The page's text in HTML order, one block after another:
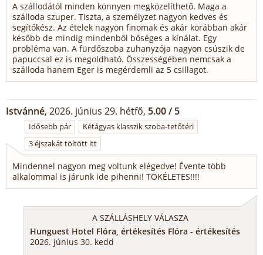
A szállodától minden könnyen megközelíthető. Maga a
szálloda szuper. Tiszta, a személyzet nagyon kedves és
segítőkész. Az ételek nagyon finomak és akár korábban akár
később de mindig mindenből bőséges a kínálat. Egy
probléma van. A fürdőszoba zuhanyzója nagyon csúszik de
papuccsal ez is megoldható. Összességében nemcsak a
szálloda hanem Eger is megérdemli az 5 csillagot.
Istvánné, 2026. június 29. hétfő, 5.00 / 5
Idősebb pár
Kétágyas klasszik szoba-tetőtéri
3 éjszakát töltött itt
Mindennel nagyon meg voltunk elégedve! Évente több
alkalommal is járunk ide pihenni! TÖKÉLETES!!!!
A SZÁLLÁSHELY VÁLASZA
Hunguest Hotel Flóra, értékesítés Flóra - értékesítés
2026. június 30. kedd